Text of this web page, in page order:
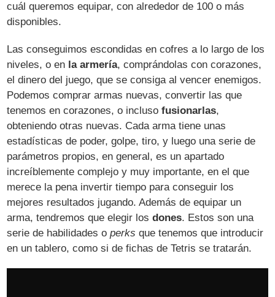
cuál queremos equipar, con alrededor de 100 o más
disponibles.
Las conseguimos escondidas en cofres a lo largo de los
niveles, o en la armería, comprándolas con corazones,
el dinero del juego, que se consiga al vencer enemigos.
Podemos comprar armas nuevas, convertir las que
tenemos en corazones, o inclusofusionarlas,
obteniendo otras nuevas. Cada arma tiene unas
estadísticas de poder, golpe, tiro, y luego una serie de
parámetros propios, en general, es un apartado
increíblemente complejo y muy importante, en el que
merece la pena invertir tiempo para conseguir los
mejores resultados jugando. Además de equipar un
arma, tendremos que elegir losdones. Estos son una
serie de habilidades operks que tenemos que introducir
en un tablero, como si de fichas de Tetris se tratarán.